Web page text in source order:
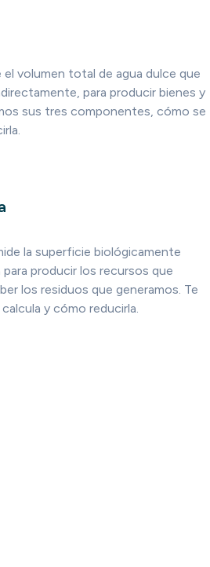
el volumen total de agua dulce que
para producir bienes y
sus tres componentes, cómo se
la superficie biológicamente
producir los recursos que
los residuos que generamos. Te
y cómo reducirla.